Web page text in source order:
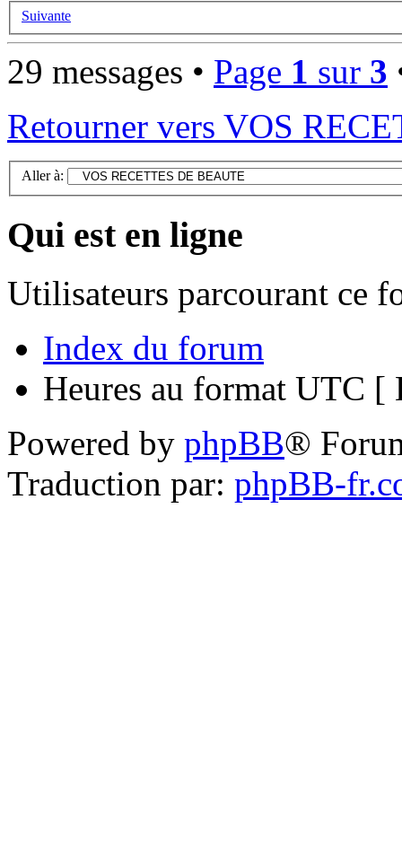
Suivante
29 messages • Page 1 sur 3
Retourner vers VOS
Aller à:
Qui est en ligne
Utilisateurs parcourant ce
Index du forum
Heures au format UTC [
Powered by phpBB®
Traduction par: phpBB-